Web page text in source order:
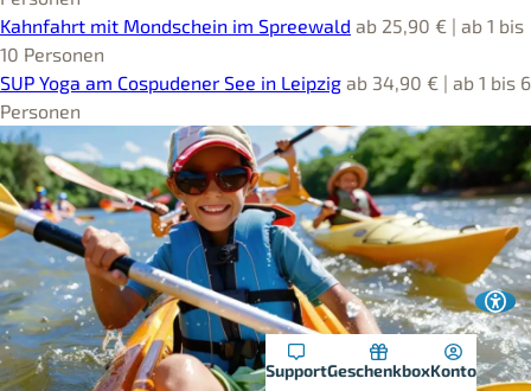
SupportGeschenkboxKonto
Kahnfahrt mit Mondschein im Spreewald ab 25,90 € | ab 1 bis
10 Personen
SUP Yoga am Cospudener See in Leipzig ab 34,90 € | ab 1 bis 6
Personen